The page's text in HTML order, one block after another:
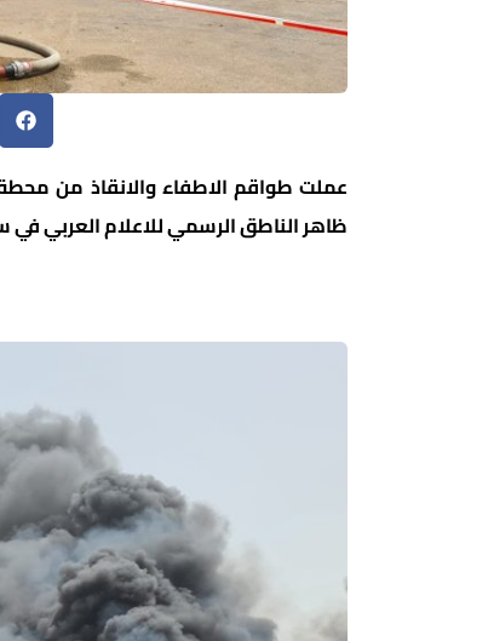
عملت طواقم الاطفاء والانقاذ من
ظاهر الناطق الرسمي للاعلام العربي في